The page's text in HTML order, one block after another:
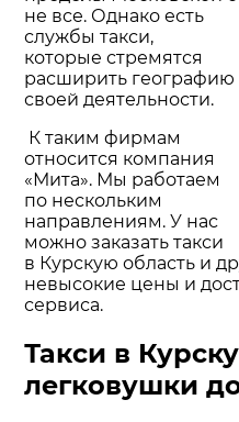
не все. Однако есть
службы такси,
которые стремятся
расширить географию
своей деятельности.
К таким фирмам
относится компания
«Мита». Мы работаем
по нескольким
направлениям. У нас
можно заказать такси
в Курскую область и
невысокие цены и
сервиса.
Такси в
легковушки